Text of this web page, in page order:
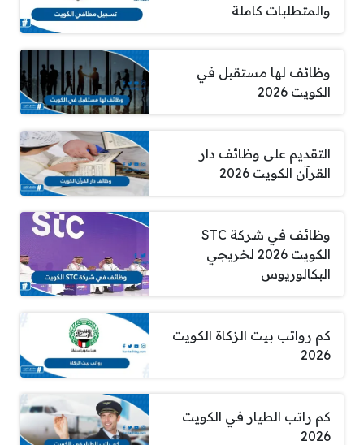
والمتطلبات كاملة
وظائف لها مستقبل في
الكويت 2026
التقديم على وظائف دار
القرآن الكويت 2026
وظائف في شركة STC
الكويت 2026 لخريجي
البكالوريوس
كم رواتب بيت الزكاة الكويت
2026
كم راتب الطيار في الكويت
2026